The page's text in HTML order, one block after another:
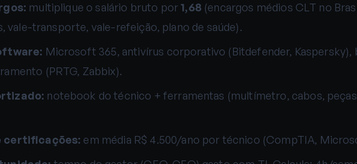
multiplique o salário bruto por1,68(encargos médios CLT no
vale-transporte, vale-refeição, plano de saúde).
Microsoft 365, antivírus corporativo (Bitdefender, Kaspersky),
(PRTG, Zabbix).
notebook do técnico + ferramentas (multímetro, cabos,
certificações: em média R$ 4.500/ano por técnico (CompTIA,